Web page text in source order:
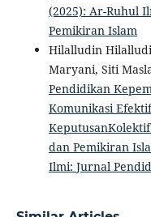
(2025): Ar-Ruhul
Pemikiran Islam
Hilalludin
Maryani, Siti
Pendidikan
Komunikasi
KeputusanKolektif
dan Pemikiran
Ilmi: Jurnal